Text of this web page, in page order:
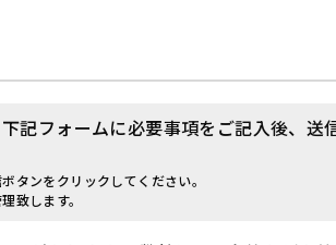
記フォームに必要事項をご記入後、送
タンをクリックしてください。
致します。